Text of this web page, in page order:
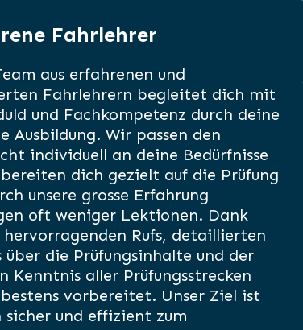
Fahrlehrer
aus erfahrenen und
Fahrlehrern begleitet dich mit
und Fachkompetenz durch deine
Ausbildung. Wir passen den
individuell an deine Bedürfnisse
dich gezielt auf die Prüfung
unsere grosse Erfahrung
oft weniger Lektionen. Dank
hervorragenden Rufs, detaillierten
über die Prüfungsinhalte und der
Kenntnis aller Prüfungsstrecken
vorbereitet. Unser Ziel ist
sicher und effizient zum